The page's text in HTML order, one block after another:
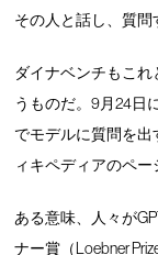
その人と話し、質問
ダイナベンチもこ
うものだ。9月24日
でモデルに質問を
ィキペディアのペー
ある意味、人々が
ナー賞（Loebner